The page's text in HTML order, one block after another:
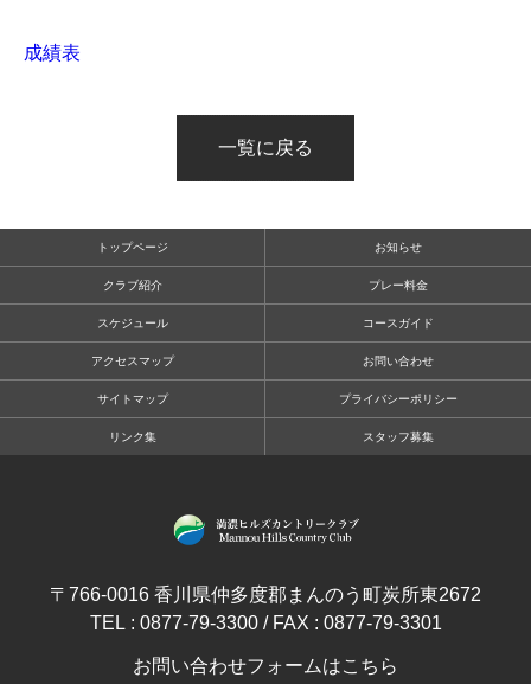
成績表
一覧に戻る
トップページ お知らせ
クラブ紹介 プレー料金
スケジュール コースガイド
アクセスマップ お問い合わせ
サイトマップ プライバシーポリシー
リンク集 スタッフ募集
〒766-0016 香川県仲多度郡まんのう町炭所東2672
TEL : 0877-79-3300 / FAX : 0877-79-3301
お問い合わせフォームはこちら